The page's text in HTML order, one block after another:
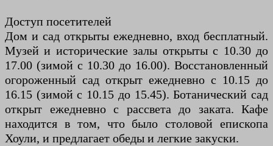
Доступ посетителей
Дом и сад открыты ежедневно, вход бесплатный.
Музей и исторические залы открыты с 10.30 до
17.00 (зимой с 10.30 до 16.00). Восстановленный
огороженный сад открыт ежедневно с 10.15 до
16.15 (зимой с 10.15 до 15.45). Ботанический сад
открыт ежедневно с рассвета до заката. Кафе
находится в том, что было столовой епископа
Хоули, и предлагает обеды и легкие закуски.